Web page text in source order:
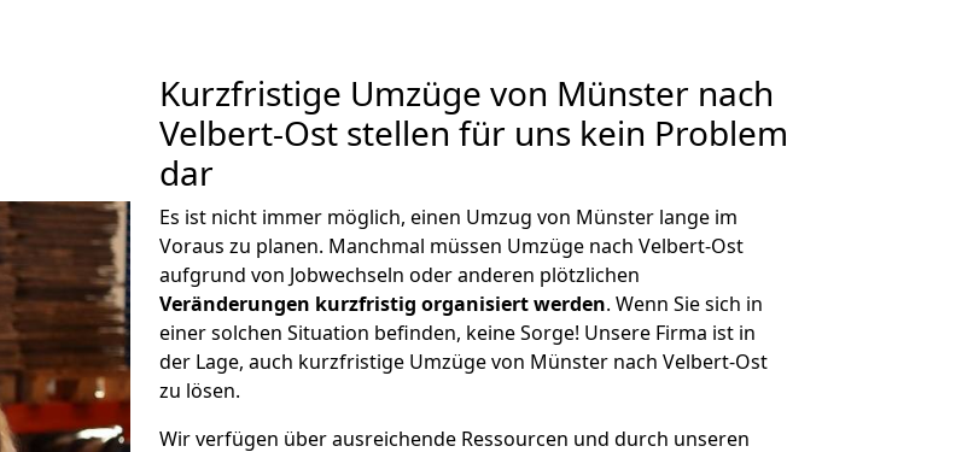
Kurzfristige Umzüge von Münster nach
Velbert-Ost stellen für uns kein Problem
dar
Es ist nicht immer möglich, einen Umzug von Münster lange im
Voraus zu planen. Manchmal müssen Umzüge nach Velbert-Ost
aufgrund von Jobwechseln oder anderen plötzlichen
Veränderungen kurzfristig organisiert werden. Wenn Sie sich in
einer solchen Situation befinden, keine Sorge! Unsere Firma ist in
der Lage, auch kurzfristige Umzüge von Münster nach Velbert-Ost
zu lösen.
Wir verfügen über ausreichende Ressourcen und durch unseren